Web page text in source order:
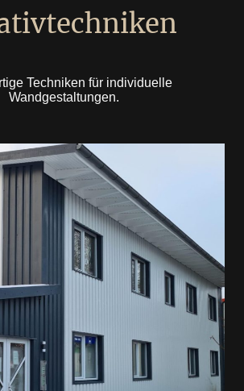
Techniken für individuelle
Wandgestaltungen.